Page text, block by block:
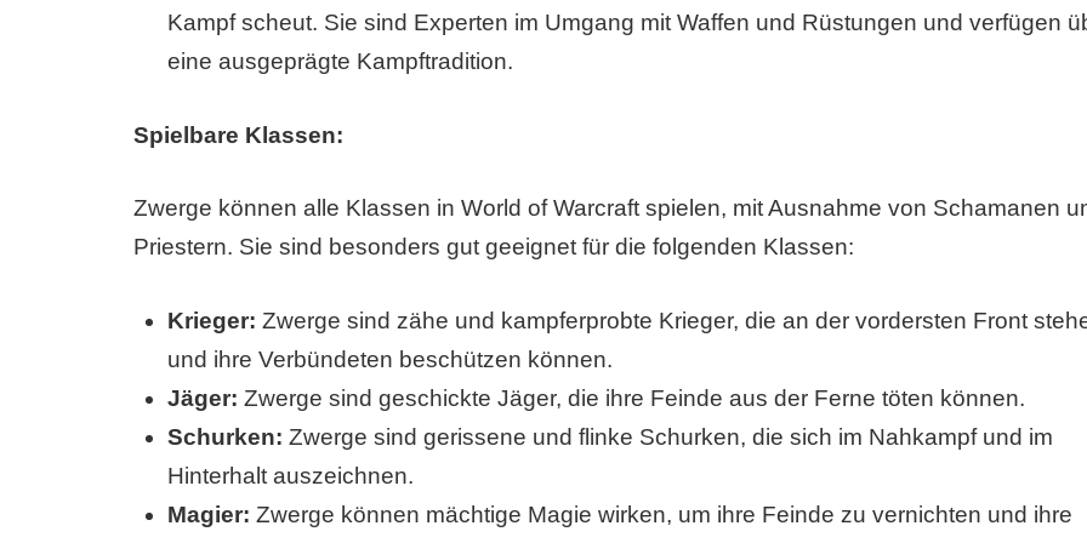
Kampf scheut. Sie sind Experten im Umgang mit Waffen und Rüstungen und verfügen
eine ausgeprägte Kampftradition.
Spielbare Klassen:
Zwerge können alle Klassen in World of Warcraft spielen, mit Ausnahme von Schamanen
Priestern. Sie sind besonders gut geeignet für die folgenden Klassen:
Krieger: Zwerge sind zähe und kampferprobte Krieger, die an der vordersten Front
und ihre Verbündeten beschützen können.
Jäger: Zwerge sind geschickte Jäger, die ihre Feinde aus der Ferne töten können.
Schurken: Zwerge sind gerissene und flinke Schurken, die sich im Nahkampf und im
Hinterhalt auszeichnen.
Magier: Zwerge können mächtige Magie wirken, um ihre Feinde zu vernichten und ihre